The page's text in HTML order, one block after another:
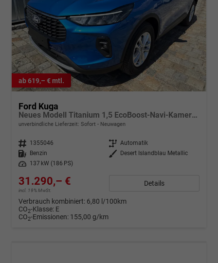
ab 619,– € mtl.
Ford Kuga
Neues Modell Titanium 1,5 EcoBoost-Navi-Kamera-Winterpaket-AHK-5 Jahre Garantie-Sofort
unverbindliche Lieferzeit: Sofort Neuwagen
Fahrzeugnr. 1355046 Getriebe Automatik
Kraftstoff
Benzin Außenfarbe
Desert Islandblau Metallic
Leistung
137 kW (186 PS)
31.290,– €
incl. 19% MwSt.
Details
Verbrauch kombiniert: 6,80 l/100km
CO2-Klasse: E
CO2-Emissionen: 155,00 g/km